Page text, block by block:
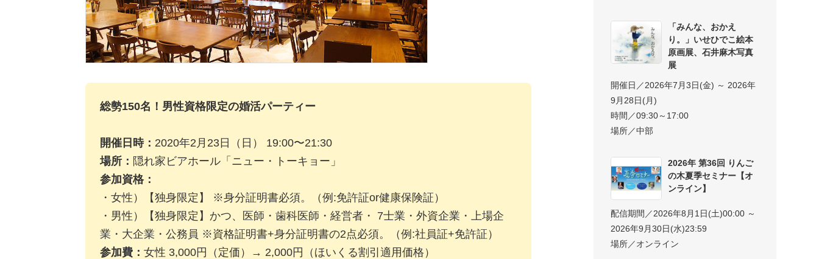
総勢150名！男性資格限定の婚活パーティー
開催日時： 2020年2月23日（日） 19:00〜21:30
場所： 隠れ家ビアホール「ニュー・トーキョー」
参加資格：
・女性）【独身限定】 ※身分証明書必須。（例:免許証or健康保険証）
・男性）【独身限定】かつ、医師・歯科医師・経営者・ 7士業・外資企業・上場企
業・大企業・公務員 ※資格証明書+身分証明書の2点必須。（例:社員証+免許証）
参加費： 女性 3,000円（定価）→ 2,000円（ほいくる割引適用価格）
「みんな、おかえ
り。」いせひでこ絵本
原画展、石井麻木写真
展
開催日／2026年7月3日(金) ～ 2026年
9月28日(月)
時間／09:30～17:00
場所／中部
2026年 第36回 りんご
の木夏季セミナー【オ
ンライン】
配信期間／2026年8月1日(土)00:00 ～
2026年9月30日(水)23:59
場所／オンライン